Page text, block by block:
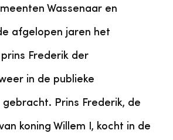
Wassenaar en
afgelopen jaren het
Frederik der
in de publieke
Prins Frederik, de
koning Willem I, kocht in de